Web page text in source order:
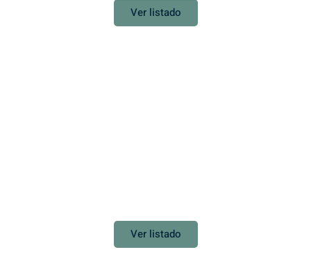
Ver listado
Ver listado